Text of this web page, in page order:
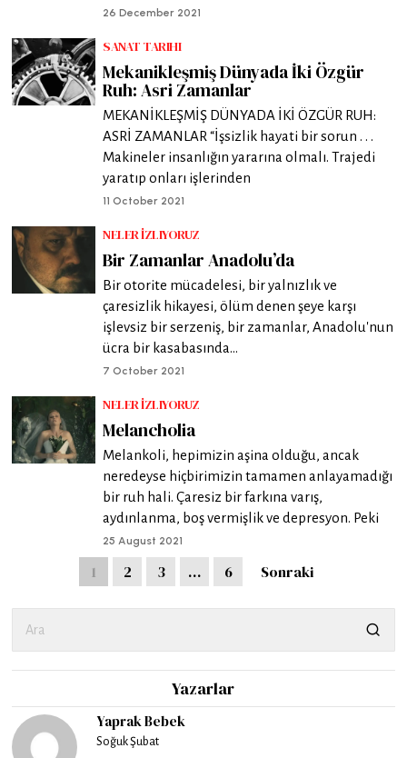
26 December 2021
SANAT TARIHI
Mekanikleşmiş Dünyada İki Özgür
Ruh: Asri Zamanlar
MEKANİKLEŞMİŞ DÜNYADA İKİ ÖZGÜR RUH:
ASRİ ZAMANLAR “İşsizlik hayati bir sorun . . .
Makineler insanlığın yararına olmalı. Trajedi
yaratıp onları işlerinden
11 October 2021
NELER İZLIYORUZ
Bir Zamanlar Anadolu’da
Bir otorite mücadelesi, bir yalnızlık ve
çaresizlik hikayesi, ölüm denen şeye karşı
işlevsiz bir serzeniş, bir zamanlar, Anadolu'nun
ücra bir kasabasında...
7 October 2021
NELER İZLIYORUZ
Melancholia
Melankoli, hepimizin aşina olduğu, ancak
neredeyse hiçbirimizin tamamen anlayamadığı
bir ruh hali. Çaresiz bir farkına varış,
aydınlanma, boş vermişlik ve depresyon. Peki
25 August 2021
1 2 3 … 6 Sonraki
Yazarlar
Yaprak Bebek
Soğuk Şubat